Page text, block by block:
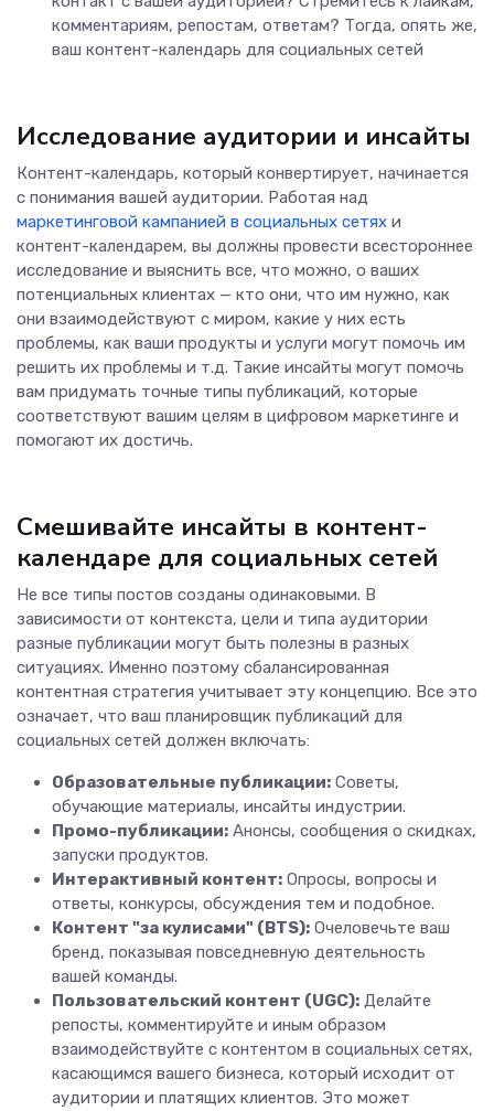
комментариям, репостам, ответам? Тогда, опять же,
ваш контент-календарь для социальных сетей
Исследование аудитории и инсайты
Контент-календарь, который конвертирует, начинается
с понимания вашей аудитории. Работая над
маркетинговой кампанией в социальных сетях и
контент-календарем, вы должны провести всестороннее
исследование и выяснить все, что можно, о ваших
потенциальных клиентах — кто они, что им нужно, как
они взаимодействуют с миром, какие у них есть
проблемы, как ваши продукты и услуги могут помочь им
решить их проблемы и т.д. Такие инсайты могут помочь
вам придумать точные типы публикаций, которые
соответствуют вашим целям в цифровом маркетинге и
помогают их достичь.
Смешивайте инсайты в контент-
календаре для социальных сетей
Не все типы постов созданы одинаковыми. В
зависимости от контекста, цели и типа аудитории
разные публикации могут быть полезны в разных
ситуациях. Именно поэтому сбалансированная
контентная стратегия учитывает эту концепцию. Все это
означает, что ваш планировщик публикаций для
социальных сетей должен включать:
Образовательные публикации: Советы,
обучающие материалы, инсайты индустрии.
Промо-публикации: Анонсы, сообщения о скидках,
запуски продуктов.
Интерактивный контент: Опросы, вопросы и
ответы, конкурсы, обсуждения тем и подобное.
Контент "за кулисами" (BTS): Очеловечьте ваш
бренд, показывая повседневную деятельность
вашей команды.
Пользовательский контент (UGC): Делайте
репосты, комментируйте и иным образом
взаимодействуйте с контентом в социальных сетях,
касающимся вашего бизнеса, который исходит от
аудитории и платящих клиентов. Это может